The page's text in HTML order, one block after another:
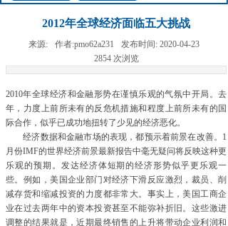
2012年全球经济面临五大挑战
来源: 作者:pmo62a231 发布时间: 2020-04-23
2854 次浏览
2010年全球经济和金融形势在谨慎乐观的气氛中开局。去
年，力度上前所未有的反危机措施和程度上前所未有的国
际合作，似乎已成功地扭转了少见的经济恶化。
经济数据和金融市场的表现，都预示着前景在改善。1
月份IMF的世界经济前景最新报告中毫无疑问将反映这种更
乐观的预期。发达经济体短期的经济形势似乎更乐观一
些。例如，美国企业部门对经济下滑反应激烈，裁员、削
减存货和缩减投资的力度都非常大。事实上，美国工商企
业在过去两年中的资本投资甚至不能弥补折旧。这些激进
调整的结果就是，近期最终销售的上升将带动企业利润和